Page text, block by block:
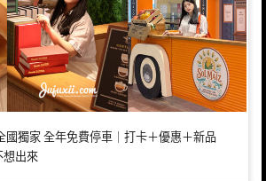
國獨家 全年免費停車｜打卡＋優惠＋新品
想出來